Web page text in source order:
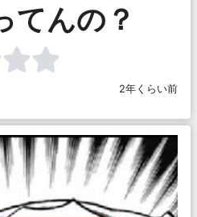
てんの？
2年くらい前